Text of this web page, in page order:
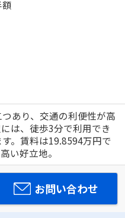
あり、交通の利便性が高
は、徒歩3分で利用でき
。賃料は19.8594万円で
い好立地。
お問い合わせ